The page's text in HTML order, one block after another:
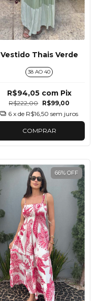
Vestido Thais Verde
38 AO 40
R$222,00 R$99,00
R$94,05 com Pix
6 x de R$16,50 sem juros
COMPRAR
66% OFF